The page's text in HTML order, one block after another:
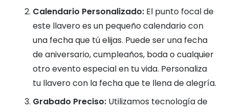
Calendario Personalizado: El punto focal de
este llavero es un pequeño calendario con
una fecha que tú elijas. Puede ser una fecha
de aniversario, cumpleaños, boda o cualquier
otro evento especial en tu vida. Personaliza
tu llavero con la fecha que te llena de alegría.
Grabado Preciso: Utilizamos tecnología de